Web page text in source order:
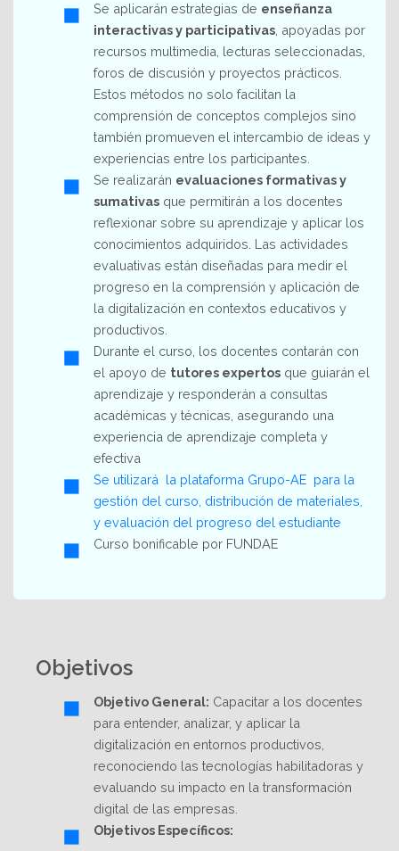
Se aplicarán estrategias de enseñanza
interactivas y participativas , apoyadas por
recursos multimedia, lecturas seleccionadas,
foros de discusión y proyectos prácticos.
Estos métodos no solo facilitan la
comprensión de conceptos complejos sino
también promueven el intercambio de ideas y
experiencias entre los participantes.
Se realizarán evaluaciones formativas y
sumativas que permitirán a los docentes
reflexionar sobre su aprendizaje y aplicar los
conocimientos adquiridos. Las actividades
evaluativas están diseñadas para medir el
progreso en la comprensión y aplicación de
la digitalización en contextos educativos y
productivos.
Durante el curso, los docentes contarán con
el apoyo de tutores expertos que guiarán el
aprendizaje y responderán a consultas
académicas y técnicas, asegurando una
experiencia de aprendizaje completa y
efectiva
Se utilizará la plataforma Grupo-AE para la
gestión del curso, distribución de materiales,
y evaluación del progreso del estudiante
Curso bonificable por FUNDAE
Objetivos
Objetivo General: Capacitar a los docentes
para entender, analizar, y aplicar la
digitalización en entornos productivos,
reconociendo las tecnologías habilitadoras y
evaluando su impacto en la transformación
digital de las empresas.
Objetivos Específicos: